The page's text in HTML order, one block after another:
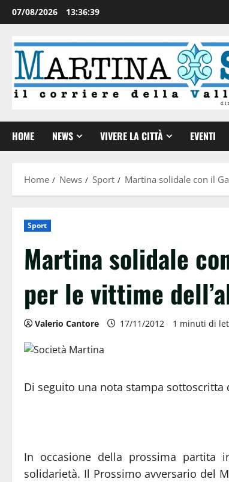
07/08/2026 13:36:40
HOME NEWS VIVERE LA CITTÀ EVENTI
Home News Sport Martina solidale con il
Sport
Martina solidale
per le vittime
Valerio Cantore 17/11/2012 1 minuti di
Di seguito una nota stampa sottoscritta
In occasione della prossima partita
solidarietà. Il Prossimo avversario del